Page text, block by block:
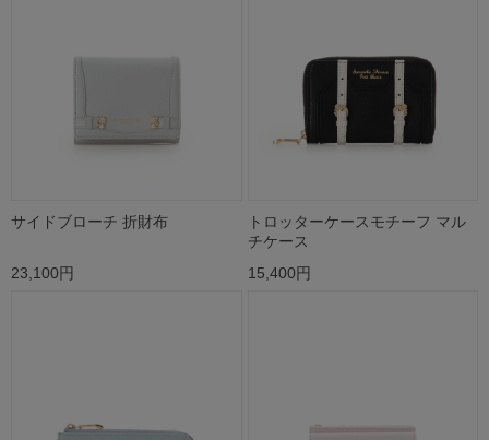
サイドブローチ 折財布
23,100円
トロッターケースモチーフ マル
チケース
15,400円